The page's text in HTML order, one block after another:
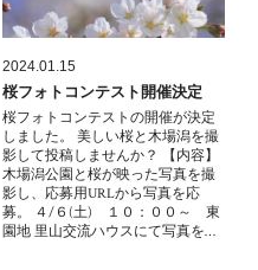
2024.01.15
桜フォトコンテスト開催決定
桜フォトコンテストの開催が決定
しました。 美しい桜と木場潟を撮
影して投稿しませんか？ 【内容】
木場潟公園と桜が映った写真を撮
影し、応募用URLから写真を応
募。 ４/６(土) １０：００～ 東
園地 里山交流ハウスにて写真を…